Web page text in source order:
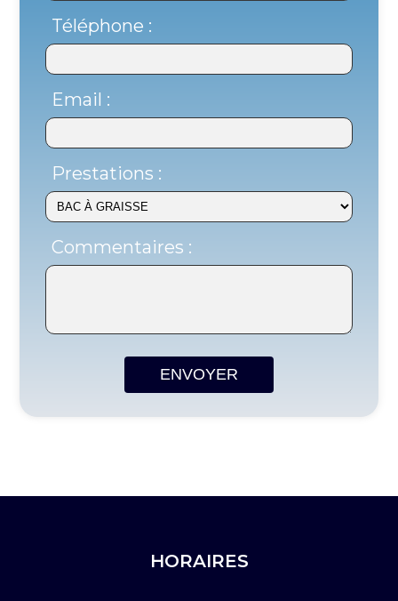
Téléphone :
Email :
Prestations :
Commentaires :
ENVOYER
HORAIRES